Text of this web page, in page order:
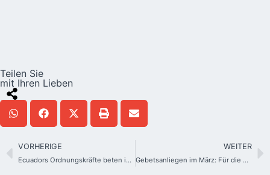
Teilen Sie
mit Ihren Lieben
VORHERIGE
Ecuadors Ordnungskräfte beten im Heiligtum für den Frieden
WEITER
Gebetsanliegen im März: Für die neuen Märtyrer, Zeugen Christi